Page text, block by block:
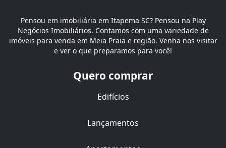
Pensou em imobiliária em Itapema SC? Pensou na Play
Negócios Imobiliários. Contamos com uma variedade de
imóveis para venda em Meia Praia e região. Venha nos visitar
e ver o que preparamos para você!
Quero comprar
Edifícios
Lançamentos